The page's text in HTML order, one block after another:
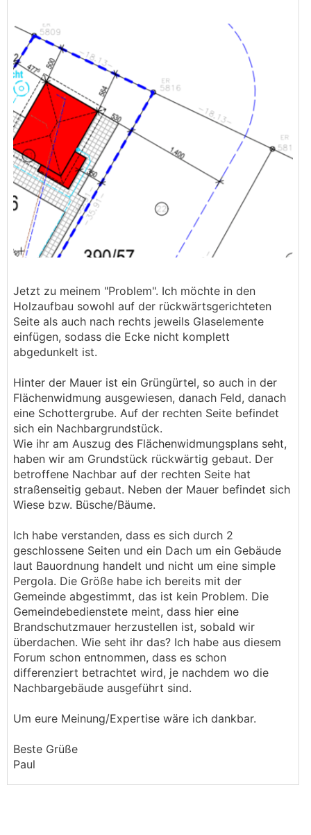
Jetzt zu meinem "Problem". Ich möchte in den
Holzaufbau sowohl auf der rückwärtsgerichteten
Seite als auch nach rechts jeweils Glaselemente
einfügen, sodass die Ecke nicht komplett
abgedunkelt ist.
Hinter der Mauer ist ein Grüngürtel, so auch in der
Flächenwidmung ausgewiesen, danach Feld, danach
eine Schottergrube. Auf der rechten Seite befindet
sich ein Nachbargrundstück.
Wie ihr am Auszug des Flächenwidmungsplans seht,
haben wir am Grundstück rückwärtig gebaut. Der
betroffene Nachbar auf der rechten Seite hat
straßenseitig gebaut. Neben der Mauer befindet sich
Wiese bzw. Büsche/Bäume.
Ich habe verstanden, dass es sich durch 2
geschlossene Seiten und ein Dach um ein Gebäude
laut Bauordnung handelt und nicht um eine simple
Pergola. Die Größe habe ich bereits mit der
Gemeinde abgestimmt, das ist kein Problem. Die
Gemeindebedienstete meint, dass hier eine
Brandschutzmauer herzustellen ist, sobald wir
überdachen. Wie seht ihr das? Ich habe aus diesem
Forum schon entnommen, dass es schon
differenziert betrachtet wird, je nachdem wo die
Nachbargebäude ausgeführt sind.
Um eure Meinung/Expertise wäre ich dankbar.
Beste Grüße
Paul